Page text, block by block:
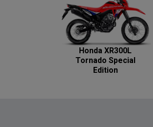
Honda XR300L
Tornado Special
Edition